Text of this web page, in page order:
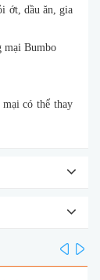
ớt, dầu ăn, gia
mại Bumbo
có thể thay
prev